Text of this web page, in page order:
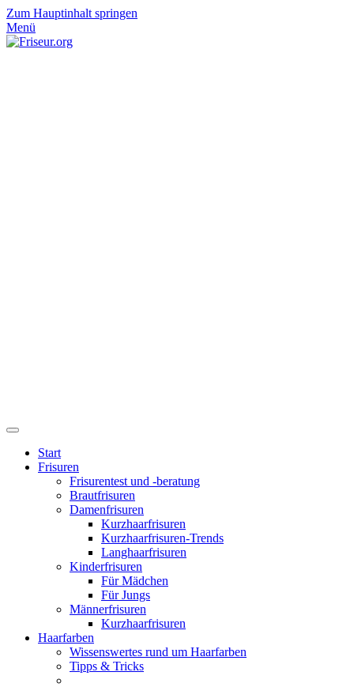
Zum Hauptinhalt springen
Menü
Start
Frisuren
Frisurentest und -beratung
Brautfrisuren
Damenfrisuren
Kurzhaarfrisuren
Kurzhaarfrisuren-Trends
Langhaarfrisuren
Kinderfrisuren
Für Mädchen
Für Jungs
Männerfrisuren
Kurzhaarfrisuren
Haarfarben
Wissenswertes rund um Haarfarben
Tipps & Tricks